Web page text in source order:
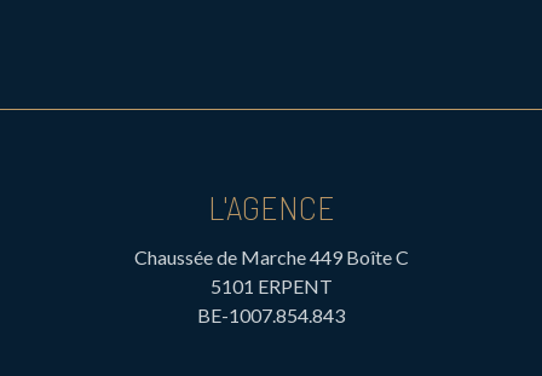
L'AGENCE
Chaussée de Marche 449 Boîte C
5101 ERPENT
BE-1007.854.843